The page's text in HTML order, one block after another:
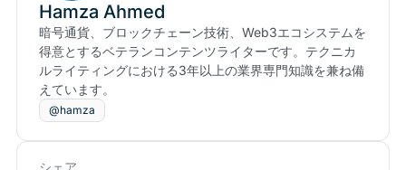
Hamza Ahmed
暗号通貨、ブロックチェーン技術、Web3エコシステムを
得意とするベテランコンテンツライターです。テクニカ
ルライティングにおける3年以上の業界専門知識を兼ね備
えています。
@hamza